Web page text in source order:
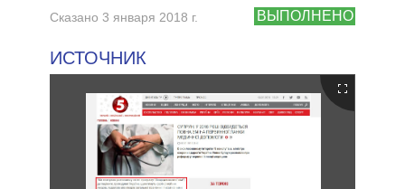
ВЫПОЛНЕНО
Сказано 3 января 2018 г.
ИСТОЧНИК